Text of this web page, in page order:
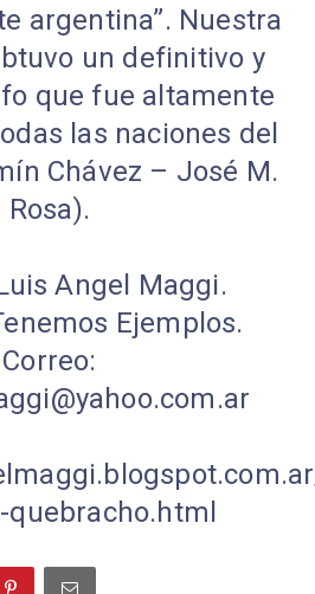
argentina”. Nuestra
un definitivo y
que fue altamente
las naciones del
Chávez – José M.
Rosa).
Angel Maggi.
Ejemplos.
Correo:
quebracho.html